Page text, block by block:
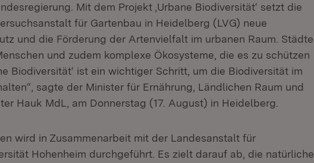
Mit dem Projekt ‚Urbane Biodiversität‘ setzt die
für Gartenbau in Heidelberg (LVG) neue
und die Förderung der Artenvielfalt im urbanen Raum. Städte
und zudem komplexe Ökosysteme, die es zu schützen
Biodiversität‘ ist ein wichtiger Schritt, um die Biodiversität im
sagte der Minister für Ernährung, Ländlichen Raum und
Hauk MdL, am Donnerstag (17. August) in Heidelberg.
wird in Zusammenarbeit mit der Landesanstalt für
Hohenheim durchgeführt. Es zielt darauf ab, die natürliche